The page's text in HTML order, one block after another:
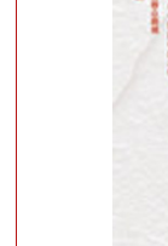
国成立70周年